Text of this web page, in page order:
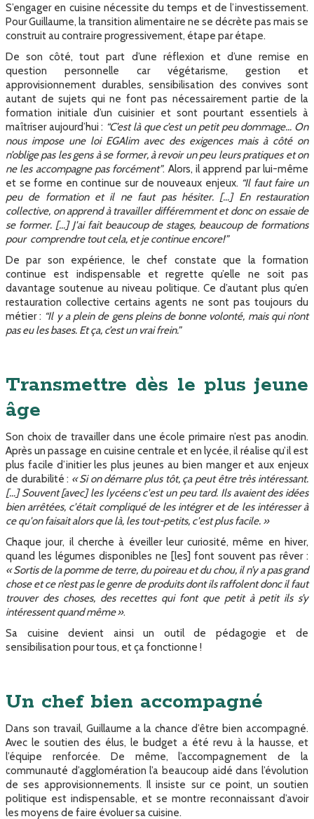
S’engager en cuisine nécessite du temps et de l’investissement.
Pour Guillaume, la transition alimentaire ne se décrète pas mais se
construit au contraire progressivement, étape par étape.
De son côté, tout part d’une réflexion et d’une remise en
question personnelle car végétarisme, gestion et
approvisionnement durables, sensibilisation des convives sont
autant de sujets qui ne font pas nécessairement partie de la
formation initiale d’un cuisinier et sont pourtant essentiels à
maîtriser aujourd’hui : “C’est là que c’est un petit peu dommage… On
nous impose une loi EGAlim avec des exigences mais à côté on
n’oblige pas les gens à se former, à revoir un peu leurs pratiques et on
ne les accompagne pas forcément”. Alors, il apprend par lui-même
et se forme en continue sur de nouveaux enjeux. “Il faut faire un
peu de formation et il ne faut pas hésiter. [...] En restauration
collective, on apprend à travailler différemment et donc on essaie de
se former. [...] J'ai fait beaucoup de stages, beaucoup de formations
pour comprendre tout cela, et je continue encore!”
De par son expérience, le chef constate que la formation
continue est indispensable et regrette qu’elle ne soit pas
davantage soutenue au niveau politique. Ce d’autant plus qu’en
restauration collective certains agents ne sont pas toujours du
métier : “Il y a plein de gens pleins de bonne volonté, mais qui n’ont
pas eu les bases. Et ça, c’est un vrai frein.”
Transmettre dès le plus jeune
âge
Son choix de travailler dans une école primaire n’est pas anodin.
Après un passage en cuisine centrale et en lycée, il réalise qu’il est
plus facile d’initier les plus jeunes au bien manger et aux enjeux
de durabilité : « Si on démarre plus tôt, ça peut être très intéressant.
[...] Souvent [avec] les lycéens c'est un peu tard. Ils avaient des idées
bien arrêtées, c'était compliqué de les intégrer et de les intéresser à
ce qu'on faisait alors que là, les tout-petits, c'est plus facile. »
Chaque jour, il cherche à éveiller leur curiosité, même en hiver,
quand les légumes disponibles ne [les] font souvent pas rêver :
« Sortis de la pomme de terre, du poireau et du chou, il n’y a pas grand
chose et ce n’est pas le genre de produits dont ils raffolent donc il faut
trouver des choses, des recettes qui font que petit à petit ils s’y
intéressent quand même ».
Sa cuisine devient ainsi un outil de pédagogie et de
sensibilisation pour tous, et ça fonctionne !
Un chef bien accompagné
Dans son travail, Guillaume a la chance d’être bien accompagné.
Avec le soutien des élus, le budget a été revu à la hausse, et
l’équipe renforcée. De même, l’accompagnement de la
communauté d’agglomération l’a beaucoup aidé dans l’évolution
de ses approvisionnements. Il insiste sur ce point, un soutien
politique est indispensable, et se montre reconnaissant d’avoir
les moyens de faire évoluer sa cuisine.